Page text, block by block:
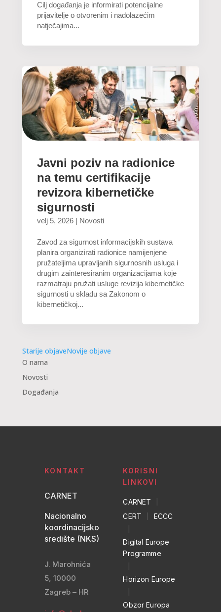
Cilj događanja je informirati potencijalne
prijavitelje o otvorenim i nadolazećim
natječajima...
Javni poziv na radionice
na temu certifikacije
revizora kibernetičke
sigurnosti
velj 5, 2026| Novosti
Zavod za sigurnost informacijskih sustava
planira organizirati radionice namijenjene
pružateljima upravljanih sigurnosnih usluga i
drugim zainteresiranim organizacijama koje
razmatraju pružati usluge revizija kibernetičke
sigurnosti u skladu sa Zakonom o
kibernetičkoj...
Starije objaveNovije objave
O nama
Novosti
Događanja
KONTAKT
CARNET
Nacionalno
koordinacijsko
središte (NKS)
J. Marohnića
5, 10000
Zagreb – HR
KORISNI
LINKOVI
CARNET
CERT ECCC
Digital Europe
Programme
Horizon Europe
Obzor Europa